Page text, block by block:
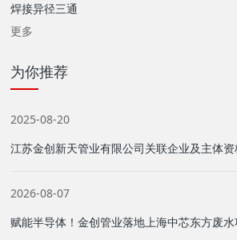
焊接异径三通
更多
为你推荐
2025-08-20
江苏金创新天管业有限公司关联企业及主体资
2026-08-07
赋能半导体！金创管业落地上海中芯东方废水